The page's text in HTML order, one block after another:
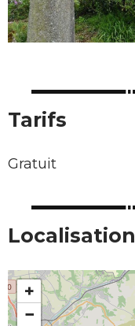
Tarifs
Gratuit
Localisation
+
−